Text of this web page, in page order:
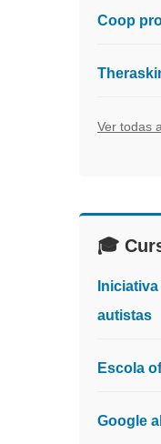
Coop
Ver todas
🎓
autistas
Escola
Google